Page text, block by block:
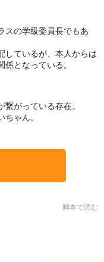
スの学級委員長でもあ
しているが、本人からは
となっている。
がっている存在。
ゃん。
脚本で読む